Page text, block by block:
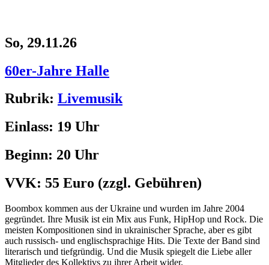
So, 29.11.26
60er-Jahre Halle
Rubrik: Livemusik
Einlass: 19 Uhr
Beginn: 20 Uhr
VVK: 55 Euro (zzgl. Gebühren)
Boombox kommen aus der Ukraine und wurden im Jahre 2004
gegründet. Ihre Musik ist ein Mix aus Funk, HipHop und Rock. Die
meisten Kompositionen sind in ukrainischer Sprache, aber es gibt
auch russisch- und englischsprachige Hits. Die Texte der Band sind
literarisch und tiefgründig. Und die Musik spiegelt die Liebe aller
Mitglieder des Kollektivs zu ihrer Arbeit wider.